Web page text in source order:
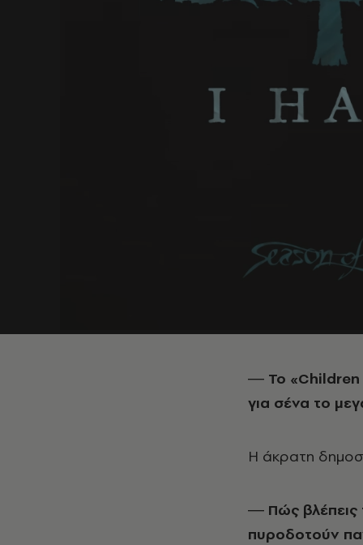
― Το «Children
για σένα το
Η άκρατη
― Πώς βλέπεις
πυροδοτούν